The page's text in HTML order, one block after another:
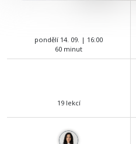
pondělí 14. 09. | 16:00
60 minut
19 lekcí